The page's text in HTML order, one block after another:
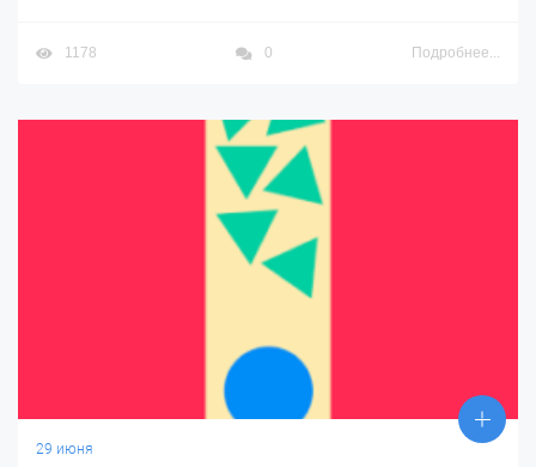
1178 0 Подробнее...
29 июня